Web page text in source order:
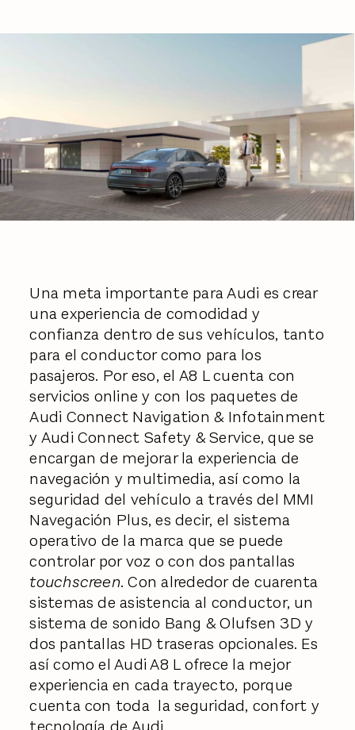
Una meta importante para Audi es crear
una experiencia de comodidad y
confianza dentro de sus vehículos, tanto
para el conductor como para los
pasajeros. Por eso, el A8 L cuenta con
servicios online y con los paquetes de
Audi Connect Navigation & Infotainment
y Audi Connect Safety & Service, que se
encargan de mejorar la experiencia de
navegación y multimedia, así como la
seguridad del vehículo a través del MMI
Navegación Plus, es decir, el sistema
operativo de la marca que se puede
controlar por voz o con dos pantallas
touchscreen. Con alrededor de cuarenta
sistemas de asistencia al conductor, un
sistema de sonido Bang & Olufsen 3D y
dos pantallas HD traseras opcionales. Es
así como el Audi A8 L ofrece la mejor
experiencia en cada trayecto, porque
cuenta con toda la seguridad, confort y